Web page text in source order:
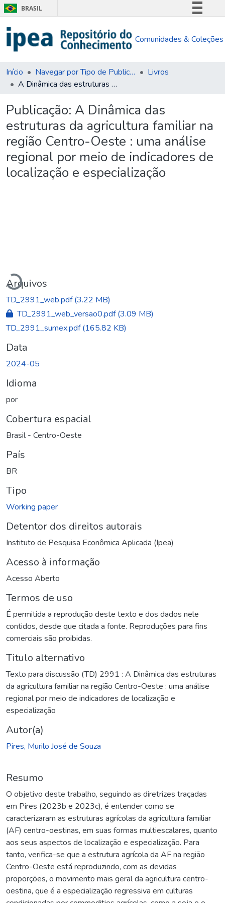
BRASIL
Comunica BR
Acesso à informação
Comunidades & Coleções
Início Navegar por Tipo de Publicação
Livros
A Dinâmica das estruturas da agricultura familiar na região Centro-Oeste : uma análise regional por meio de indicadores de localização e especialização
Publicação: A Dinâmica das
estruturas da agricultura familiar na
região Centro-Oeste : uma análise
regional por meio de indicadores de
localização e especialização
Carregando...
Arquivos
TD_2991_web.pdf(3.22 MB)
TD_2991_web_versao0.pdf(3.09 MB)
TD_2991_sumex.pdf(165.82 KB)
Data
2024-05
Idioma
por
Cobertura espacial
Brasil - Centro-Oeste
País
BR
Tipo
Working paper
Detentor dos direitos autorais
Instituto de Pesquisa Econômica Aplicada (Ipea)
Acesso à informação
Acesso Aberto
Termos de uso
É permitida a reprodução deste texto e dos dados nele
contidos, desde que citada a fonte. Reproduções para fins
comerciais são proibidas.
Titulo alternativo
Texto para discussão (TD) 2991 : A Dinâmica das estruturas
da agricultura familiar na região Centro-Oeste : uma análise
regional por meio de indicadores de localização e
especialização
Autor(a)
Pires, Murilo José de Souza
Resumo
O objetivo deste trabalho, seguindo as diretrizes traçadas
em Pires (2023b e 2023c), é entender como se
caracterizaram as estruturas agrícolas da agricultura familiar
(AF) centro-oestinas, em suas formas multiescalares, quanto
aos seus aspectos de localização e especialização. Para
tanto, verifica-se que a estrutura agrícola da AF na região
Centro-Oeste está reproduzindo, com as devidas
proporções, o movimento mais geral da agricultura centro-
oestina, que é a especialização regressiva em culturas